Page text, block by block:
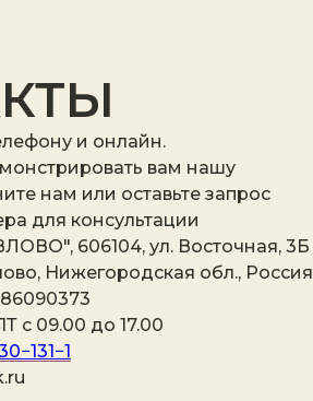
и онлайн.
вам нашу
нам или оставьте запрос
для консультации
606104, ул. Восточная, 3Б
Нижегородская обл., Россия
с 09.00 до 17.00